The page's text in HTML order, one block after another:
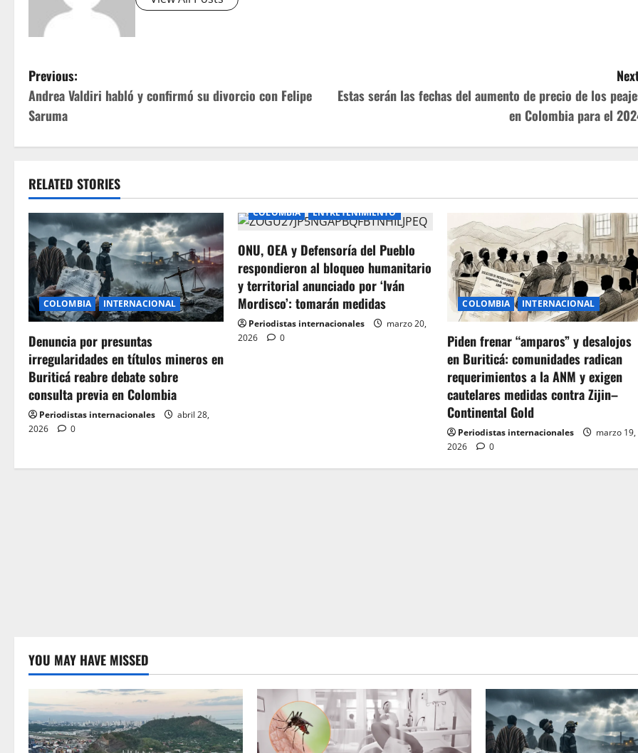
P
o
s
n
a
v
i
g
a
t
i
o
n
Previous:
Andrea Valdiri habló y confirmó su divorcio con Felipe
Saruma
Estas serán las fechas del aumento de precio de los
en Colombia para el
RELATED STORIES
COLOMBIA INTERNACIONAL
Denuncia por presuntas
irregularidades en títulos mineros en
Buriticá reabre debate sobre
consulta previa en Colombia
Periodistas internacionales
abril 28,
2026
0
COLOMBIA ENTRETENIMIENTO
ONU, OEA y Defensoría del Pueblo
respondieron al bloqueo humanitario
y territorial anunciado por ‘Iván
Mordisco’: tomarán medidas
Periodistas internacionales
marzo 20,
2026
0
COLOMBIA INTERNACIONAL
Piden frenar “amparos” y desalojos
en Buriticá: comunidades radican
requerimientos a la ANM y exigen
cautelares medidas contra Zijin–
Continental Gold
Periodistas internacionales
marzo 19,
2026
0
YOU MAY HAVE MISSED